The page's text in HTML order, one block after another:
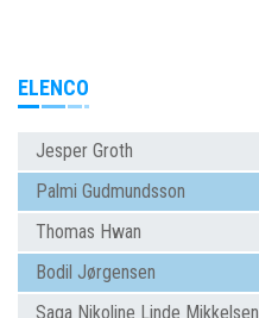
ELENCO
Jesper Groth
Palmi Gudmundsson
Thomas Hwan
Bodil Jørgensen
Saga Nikoline Linde Mikkelsen